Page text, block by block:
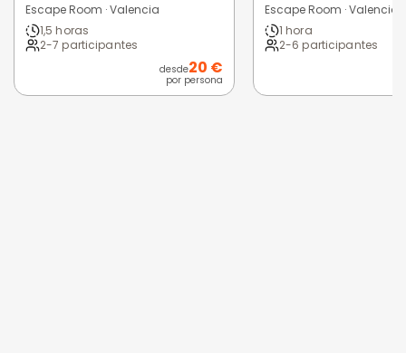
Escape Room · Valencia
1,5 horas
2-7 participantes
desde20 €
por persona
Escape Room · Valencia
1 hora
2-6 participantes